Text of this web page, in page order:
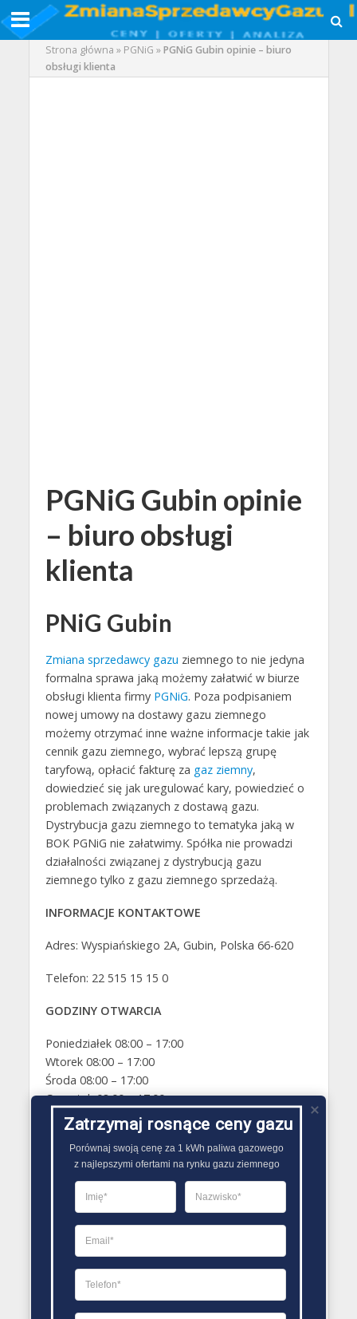
Strona główna » PGNiG »PGNiG Gubin opinie – biuro
obsługi klienta
PGNiG Gubin opinie
– biuro obsługi
klienta
PNiG Gubin
Zmiana sprzedawcy gazu ziemnego to nie jedyna
formalna sprawa jaką możemy załatwić w biurze
obsługi klienta firmy PGNiG. Poza podpisaniem
nowej umowy na dostawy gazu ziemnego
możemy otrzymać inne ważne informacje takie jak
cennik gazu ziemnego, wybrać lepszą grupę
taryfową, opłacić fakturę za gaz ziemny,
dowiedzieć się jak uregulować kary, powiedzieć o
problemach związanych z dostawą gazu.
Dystrybucja gazu ziemnego to tematyka jaką w
BOK PGNiG nie załatwimy. Spółka nie prowadzi
działalności związanej z dystrybucją gazu
ziemnego tylko z gazu ziemnego sprzedażą.
INFORMACJE KONTAKTOWE
Adres: Wyspiańskiego 2A, Gubin, Polska 66-620
Telefon: 22 515 15 15 0
GODZINY OTWARCIA
Poniedziałek 08:00 – 17:00
Wtorek 08:00 – 17:00
Środa 08:00 – 17:00
Czwartek 08:00 – 17:00
Piątek 08:00 – 17:00
Sobota Zamknięte
Niedziela Zamknięte
PORÓWNYWARKA OFERT GAZU
Zatrzymaj rosnące ceny gazu
Porównaj swoją cenę za 1 kWh paliwa gazowego
z najlepszymi ofertami na rynku gazu ziemnego